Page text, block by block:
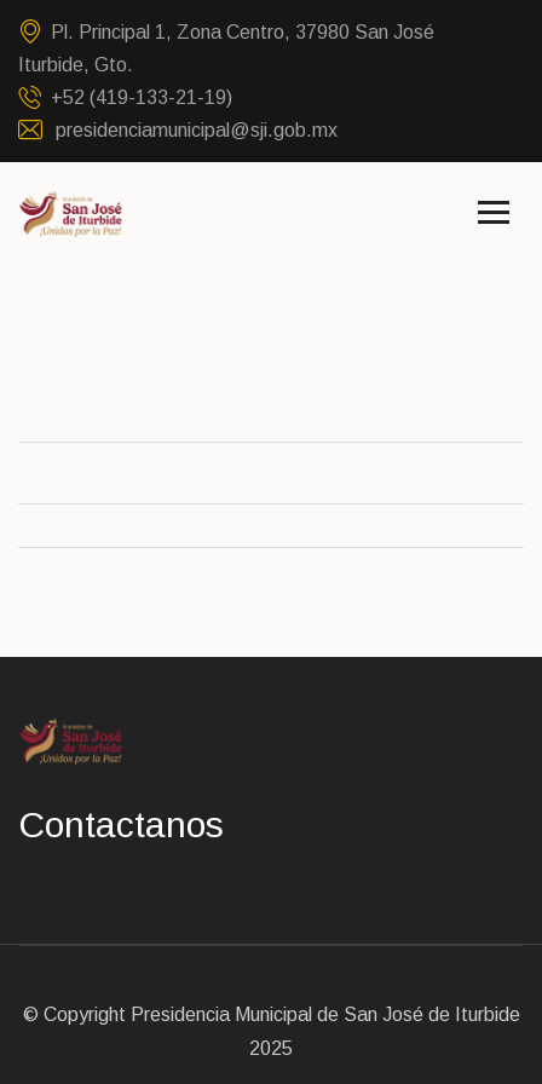
Pl. Principal 1, Zona Centro, 37980 San José
Iturbide, Gto.
+52 (419-133-21-19)
presidenciamunicipal@sji.gob.mx
Contactanos
© Copyright Presidencia Municipal de San José de Iturbide
2025